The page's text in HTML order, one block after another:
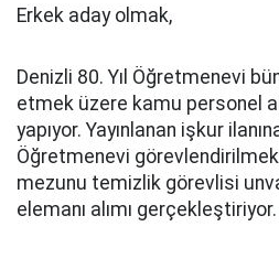
Erkek aday olmak,
Denizli 80. Yıl Öğretmenevi
etmek üzere kamu personel
yapıyor. Yayınlanan işkur
Öğretmenevi
mezunu temizlik görevlisi
elemanı alımı gerçekleştiriyor.